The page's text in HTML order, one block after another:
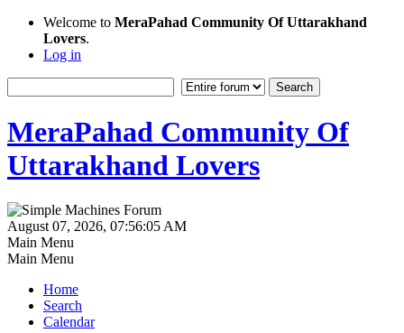
Welcome to MeraPahad Community Of Uttarakhand
Lovers.
Log in
MeraPahad Community Of
Uttarakhand Lovers
August 07, 2026, 07:56:05 AM
Main Menu
Main Menu
Home
Search
Calendar